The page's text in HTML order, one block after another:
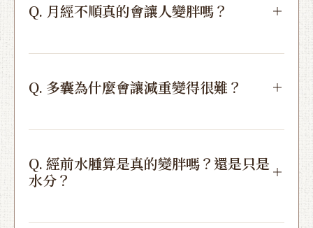
Q. 月經不順真的會讓人變胖嗎？
Q. 多囊為什麼會讓減重變得很難？
Q. 經前水腫算是真的變胖嗎？還是只是
水分？